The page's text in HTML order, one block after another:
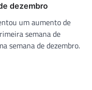
dezembro
um aumento de
semana de
semana de dezembro.